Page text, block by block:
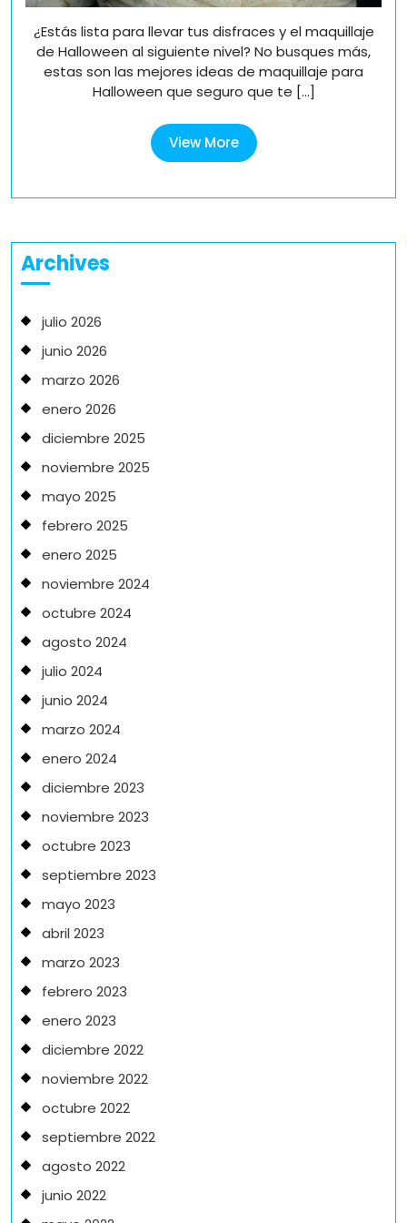
¿Estás lista para llevar tus disfraces y el maquillaje
de Halloween al siguiente nivel? No busques más,
estas son las mejores ideas de maquillaje para
Halloween que seguro que te [...]
View MoreView
More
Archives
julio 2026
junio 2026
marzo 2026
enero 2026
diciembre 2025
noviembre 2025
mayo 2025
febrero 2025
enero 2025
noviembre 2024
octubre 2024
agosto 2024
julio 2024
junio 2024
marzo 2024
enero 2024
diciembre 2023
noviembre 2023
octubre 2023
septiembre 2023
mayo 2023
abril 2023
marzo 2023
febrero 2023
enero 2023
diciembre 2022
noviembre 2022
octubre 2022
septiembre 2022
agosto 2022
junio 2022